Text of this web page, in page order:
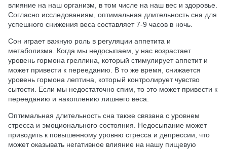
влияние на наш организм, в том числе на наш вес и здоровье.
Согласно исследованиям, оптимальная длительность сна для
успешного снижения веса составляет 7-9 часов в ночь.
Сон играет важную роль в регуляции аппетита и
метаболизма. Когда мы недосыпаем, у нас возрастает
уровень гормона греллина, который стимулирует аппетит и
может привести к перееданию. В то же время, снижается
уровень гормона лептина, который контролирует чувство
сытости. Если мы недостаточно спим, то это может привести к
перееданию и накоплению лишнего веса.
Оптимальная длительность сна также связана с уровнем
стресса и эмоционального состояния. Недосыпание может
приводить к повышенному уровню стресса и депрессии, что
может оказывать негативное влияние на нашу пищевую